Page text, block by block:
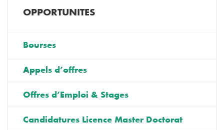
OPPORTUNITES
Bourses
Appels d’offres
Offres d’Emploi & Stages
Candidatures Licence Master Doctorat